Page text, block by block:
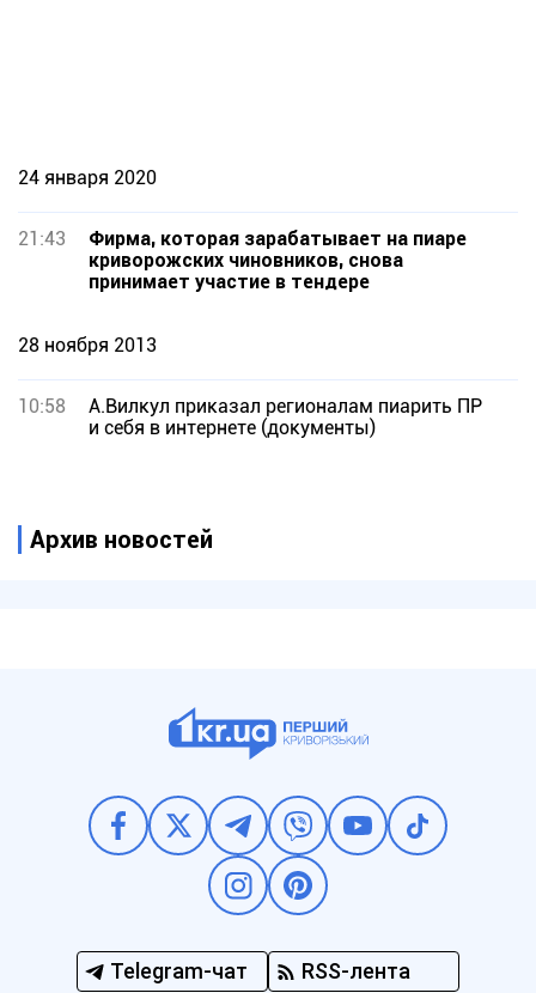
24 января 2020
21:43
Фирма, которая зарабатывает на пиаре
криворожских чиновников, снова
принимает участие в тендере
28 ноября 2013
10:58
А.Вилкул приказал регионалам пиарить ПР
и себя в интернете (документы)
Архив новостей
Telegram-чат RSS-лента